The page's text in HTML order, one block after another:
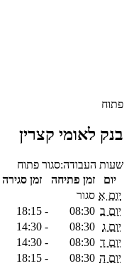
פתוח
בנק לאומי קצרין
שעות העבודה:סגור פתוח
יום
זמן פתיחה זמן סגירה
יום א סגור
יום ב 08:30
-
18:15
יום ג 08:30
-
14:30
יום ד 08:30
-
14:30
יום ה 08:30
-
18:15